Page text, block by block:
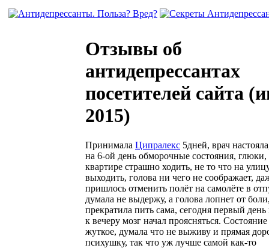
Отзывы об
антидепрессантах
посетителей сайта
2015)
Принимала Ципралекс 5дней, врач
на 6-ой день обморочные состояния,
квартире страшно ходить, не то что на
выходить, голова ни чего не соображает,
пришлось отменить полёт на самолёте в
думала не выдержу, а голова лопнет от
прекратила пить сама, сегодня первый
к вечеру мозг начал проясняться.
жуткое, думала что не выживу и прямая
психушку, так что уж лучше самой как-то